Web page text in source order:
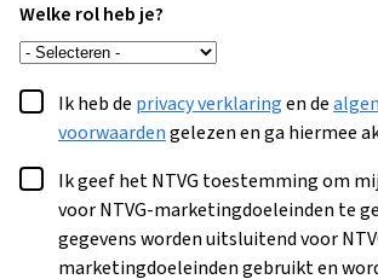
Welke rol heb je?
Ik heb de privacy verklaringen de
voorwaardengelezen en ga hiermee
Ik geef het NTVG toestemming om
voor NTVG-marketingdoeleinden te
gegevens worden uitsluitend voor
marketingdoeleinden gebruikt en